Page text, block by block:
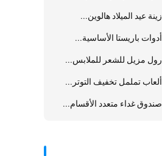
زينة عيد الميلاد هالوين...
أدوات باريستا الأساسية...
رول مزيل للشعر للملابس...
ألعاب تململ تخفيف التوتر...
صندوق غداء متعدد الأقسام...